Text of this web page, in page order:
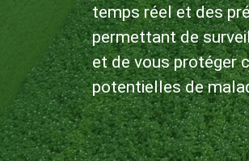
temps réel et des
permettant de
et de vous protéger
potentielles de